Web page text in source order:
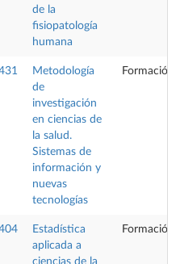
de la
fisiopatología
humana
Metodología
de
investigación
en ciencias de
la salud.
Sistemas de
información y
nuevas
tecnologías
Formación
Estadística
aplicada a
ciencias de la
Formación